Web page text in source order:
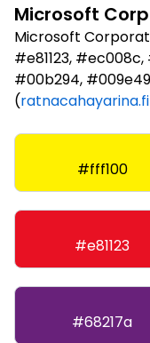
Microsoft
Microsoft
#e81123,
#00b294,
(
#fff100
#e81123
#68217a